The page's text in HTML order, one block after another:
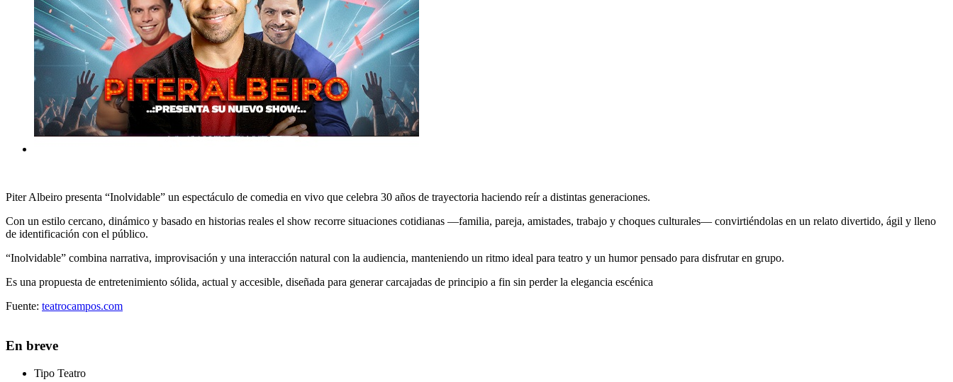
Piter Albeiro presenta “Inolvidable” un espectáculo de comedia en vivo que celebra 30 años de trayectoria haciendo reír a distintas generaciones.
Con un estilo cercano, dinámico y basado en historias reales el show recorre situaciones cotidianas —familia, pareja, amistades, trabajo y choques culturales— convirtiéndolas en un relato divertido, ágil y lleno
de identificación con el público.
“Inolvidable” combina narrativa, improvisación y una interacción natural con la audiencia, manteniendo un ritmo ideal para teatro y un humor pensado para disfrutar en grupo.
Es una propuesta de entretenimiento sólida, actual y accesible, diseñada para generar carcajadas de principio a fin sin perder la elegancia escénica
Fuente: teatrocampos.com
En breve
Tipo Teatro